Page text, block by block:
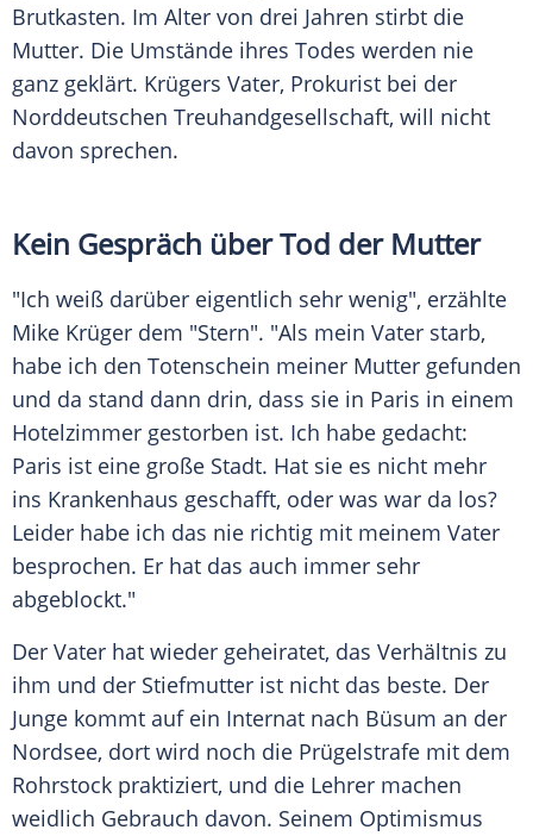
Brutkasten. Im Alter von drei Jahren stirbt die
Mutter. Die Umstände ihres Todes werden nie
ganz geklärt. Krügers Vater, Prokurist bei der
Norddeutschen Treuhandgesellschaft, will nicht
davon sprechen.
Kein Gespräch über Tod der Mutter
"Ich weiß darüber eigentlich sehr wenig", erzählte
Mike Krüger dem "Stern". "Als mein Vater starb,
habe ich den Totenschein meiner Mutter gefunden
und da stand dann drin, dass sie in Paris in einem
Hotelzimmer gestorben ist. Ich habe gedacht:
Paris ist eine große Stadt. Hat sie es nicht mehr
ins Krankenhaus geschafft, oder was war da los?
Leider habe ich das nie richtig mit meinem Vater
besprochen. Er hat das auch immer sehr
abgeblockt."
Der Vater hat wieder geheiratet, das Verhältnis zu
ihm und der Stiefmutter ist nicht das beste. Der
Junge kommt auf ein Internat nach Büsum an der
Nordsee, dort wird noch die Prügelstrafe mit dem
Rohrstock praktiziert, und die Lehrer machen
weidlich Gebrauch davon. Seinem Optimismus